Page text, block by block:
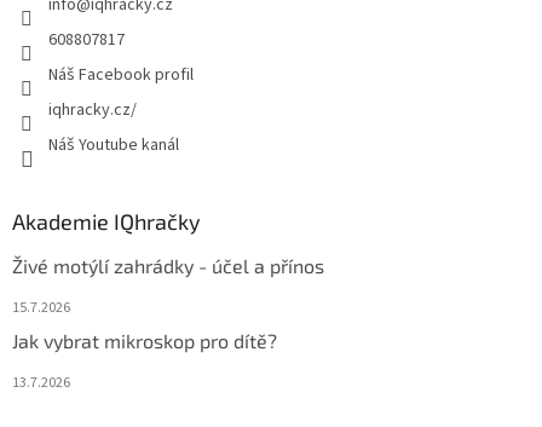
info@iqhracky.cz
608807817
Náš Facebook profil
iqhracky.cz/
Náš Youtube kanál
Akademie IQhračky
Živé motýlí zahrádky - účel a přínos
15.7.2026
Jak vybrat mikroskop pro dítě?
13.7.2026